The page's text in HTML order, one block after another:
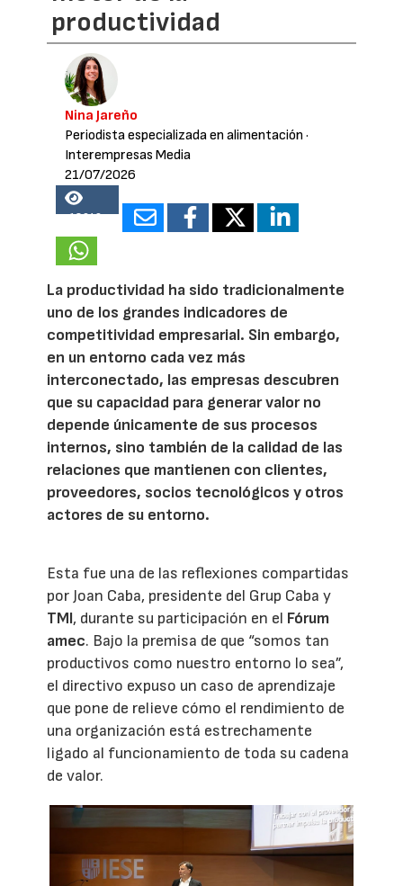
productividad
Nina Jareño
Periodista especializada en alimentación ·
Interempresas Media
21/07/2026
18649
La productividad ha sido tradicionalmente
uno de los grandes indicadores de
competitividad empresarial. Sin embargo,
en un entorno cada vez más
interconectado, las empresas descubren
que su capacidad para generar valor no
depende únicamente de sus procesos
internos, sino también de la calidad de las
relaciones que mantienen con clientes,
proveedores, socios tecnológicos y otros
actores de su entorno.
Esta fue una de las reflexiones compartidas
por Joan Caba, presidente del Grup Caba y
TMI, durante su participación en el Fórum
amec. Bajo la premisa de que “somos tan
productivos como nuestro entorno lo sea”,
el directivo expuso un caso de aprendizaje
que pone de relieve cómo el rendimiento de
una organización está estrechamente
ligado al funcionamiento de toda su cadena
de valor.